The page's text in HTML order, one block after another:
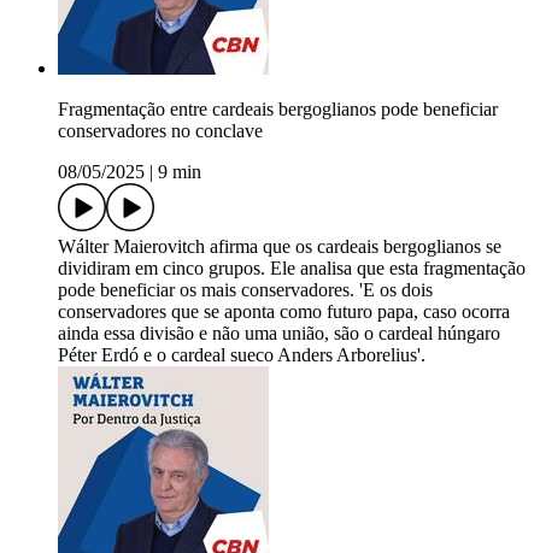
Fragmentação entre cardeais bergoglianos pode beneficiar
conservadores no conclave
08/05/2025
9 min
Wálter Maierovitch afirma que os cardeais bergoglianos se
dividiram em cinco grupos. Ele analisa que esta fragmentação
pode beneficiar os mais conservadores. 'E os dois
conservadores que se aponta como futuro papa, caso ocorra
ainda essa divisão e não uma união, são o cardeal húngaro
Péter Erdó e o cardeal sueco Anders Arborelius'.